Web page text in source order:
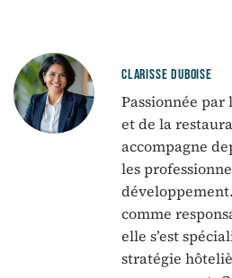
CLARISSE DUBOISE
Passionnée par
et de la
accompagne
les
comme
elle s’est
stratégie